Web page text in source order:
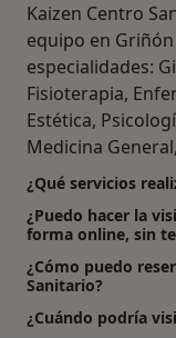
Kaizen Centro
equipo en
especialidades:
Fisioterapia,
Estética,
Medicina
¿Qué servicios
¿Puedo hacer la
forma online, sin
¿Cómo puedo
Sanitario?
¿Cuándo podría